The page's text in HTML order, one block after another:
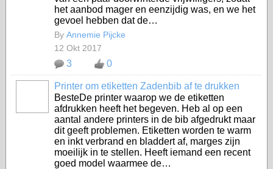
het aanbod mager en eenzijdig was, en we het
gevoel hebben dat de…
By Annemie Pijcke
12 Okt 2017
3 0
Printer om etiketten Zadenbib af te drukken
BesteDe printer waarop we de etiketten
afdrukken heeft het begeven. Heb al op een
aantal andere printers in de bib afgedrukt maar
dit geeft problemen. Etiketten worden te warm
en inkt verbrand en bladdert af, marges zijn
moeilijk in te stellen. Heeft iemand een recent
goed model waarmee de…